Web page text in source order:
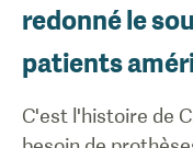
redonné le
patients
C'est l'histoire de